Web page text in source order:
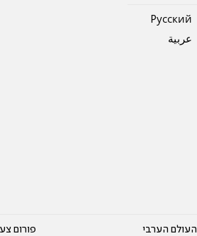
Pусский
عربية
העולם הערבי פורום